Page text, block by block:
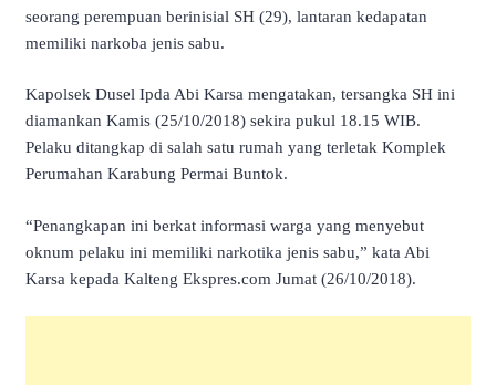
seorang perempuan berinisial SH (29), lantaran kedapatan
memiliki narkoba jenis sabu.
Kapolsek Dusel Ipda Abi Karsa mengatakan, tersangka SH ini
diamankan Kamis (25/10/2018) sekira pukul 18.15 WIB.
Pelaku ditangkap di salah satu rumah yang terletak Komplek
Perumahan Karabung Permai Buntok.
“Penangkapan ini berkat informasi warga yang menyebut
oknum pelaku ini memiliki narkotika jenis sabu,” kata Abi
Karsa kepada Kalteng Ekspres.com Jumat (26/10/2018).